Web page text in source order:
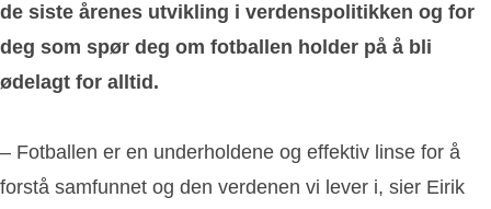
de siste årenes utvikling i verdenspolitikken og for
deg som spør deg om fotballen holder på å bli
ødelagt for alltid.
– Fotballen er en underholdene og effektiv linse for å
forstå samfunnet og den verdenen vi lever i, sier Eirik